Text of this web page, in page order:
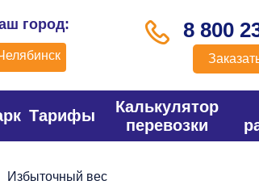
город: 8 800
Тарифы
Калькулятор
перевозки
Избыточный вес